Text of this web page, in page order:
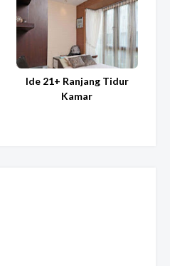
Ide 21+ Ranjang Tidur
Kamar